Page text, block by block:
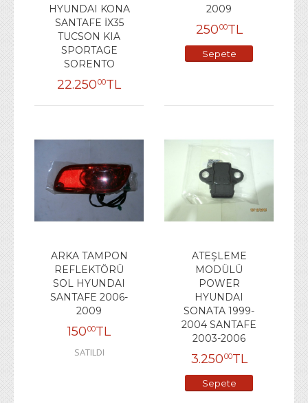
HYUNDAI KONA
SANTAFE İX35
TUCSON KIA
SPORTAGE
SORENTO
22.25000TL
2009
25000TL
Sepete
ARKA TAMPON
REFLEKTÖRÜ
SOL HYUNDAI
SANTAFE 2006-
2009
15000TL
SATILDI
ATEŞLEME
MODÜLÜ
POWER
HYUNDAI
SONATA 1999-
2004 SANTAFE
2003-2006
3.25000TL
Sepete